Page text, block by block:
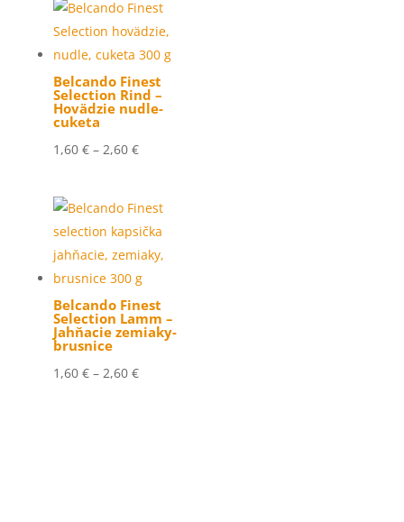
through
2,60 €
Belcando Finest
Selection Rind –
Hovädzie nudle-
cuketa
1,60 € – 2,60 €Price
through
2,60 €
Belcando Finest
Selection Lamm –
Jahňacie zemiaky-
brusnice
1,60 € – 2,60 €Price